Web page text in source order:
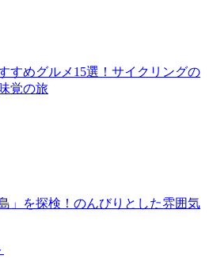
すめグルメ15選！サイクリングの
覚の旅
」を探検！のんびりとした雰囲気